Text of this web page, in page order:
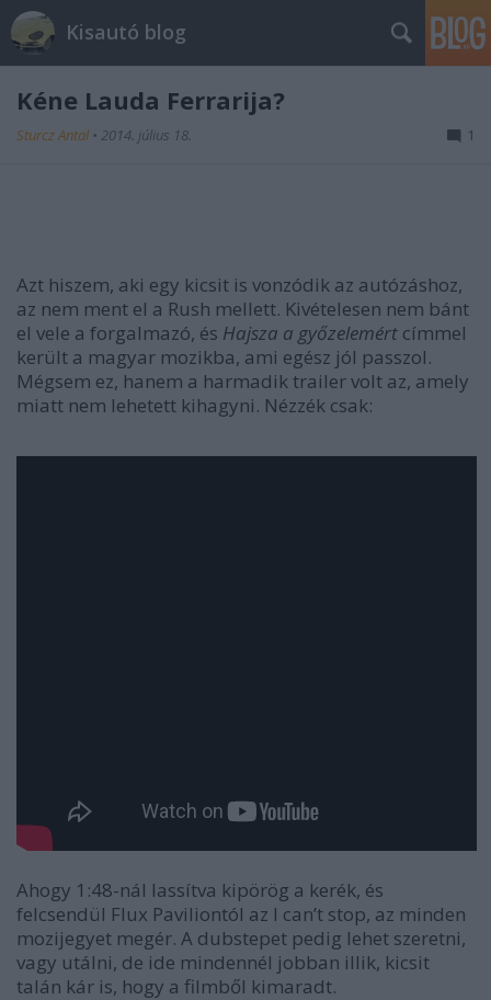
Kisautó blog
Kéne Lauda Ferrarija?
Sturcz Antal • 2014. július 18. 1
Azt hiszem, aki egy kicsit is vonzódik az autózáshoz,
az nem ment el a Rush mellett. Kivételesen nem bánt
el vele a forgalmazó, és Hajsza a győzelemért címmel
került a magyar mozikba, ami egész jól passzol.
Mégsem ez, hanem a harmadik trailer volt az, amely
miatt nem lehetett kihagyni. Nézzék csak:
Ahogy 1:48-nál lassítva kipörög a kerék, és
felcsendül Flux Paviliontól az I can’t stop, az minden
mozijegyet megér. A dubstepet pedig lehet szeretni,
vagy utálni, de ide mindennél jobban illik, kicsit
talán kár is, hogy a filmből kimaradt.